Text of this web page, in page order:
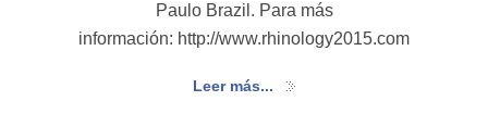
Paulo Brazil. Para más
información: http://www.rhinology2015.com
Leer más...